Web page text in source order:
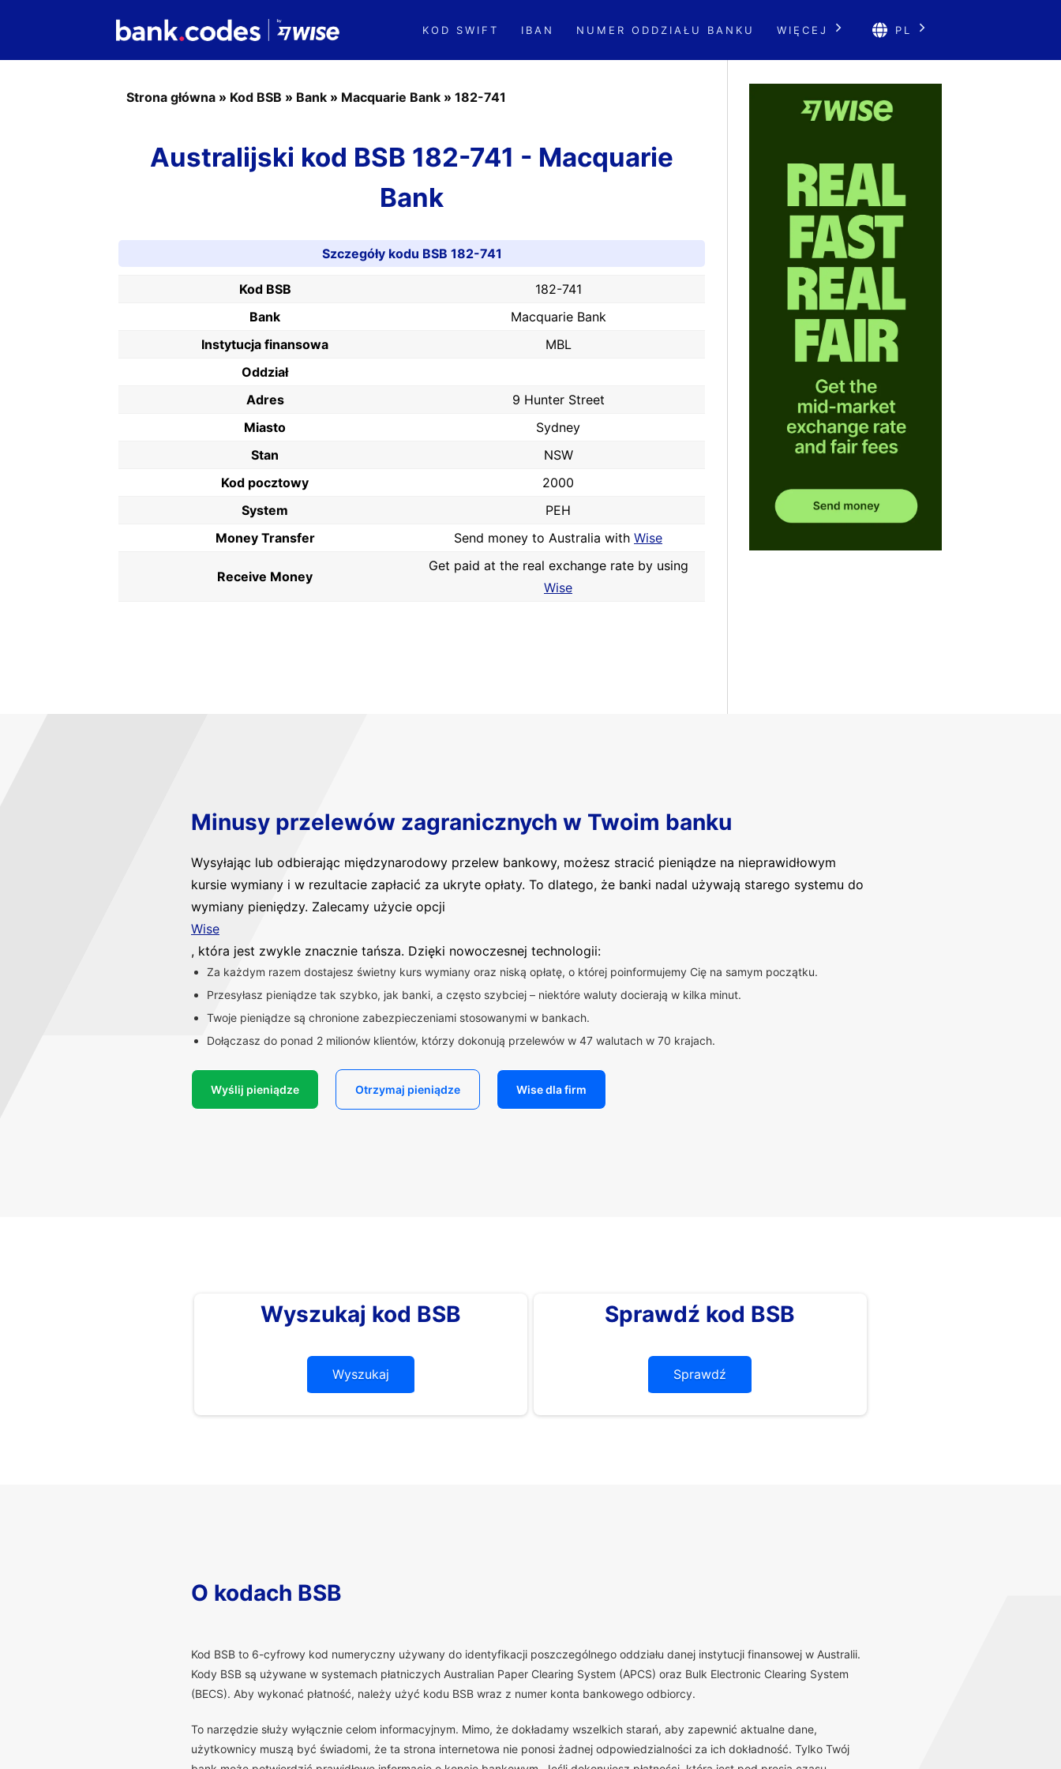
KOD SWIFT IBAN NUMER ODDZIAŁU BANKU WIĘCEJ PL
Strona główna » Kod BSB » Bank » Macquarie Bank » 182-741
Australijski kod BSB 182-741 - Macquarie
Bank
Szczegóły kodu BSB 182-741
Kod BSB
182-741
Bank
Macquarie Bank
Instytucja finansowa
MBL
Oddział
Adres
9 Hunter Street
Miasto
Sydney
Stan
NSW
Kod pocztowy
2000
System
PEH
Money Transfer
Send money to Australia with Wise
Receive Money
Get paid at the real exchange rate by using
Wise
Minusy przelewów zagranicznych w Twoim banku
Wysyłając lub odbierając międzynarodowy przelew bankowy, możesz stracić pieniądze na nieprawidłowym
kursie wymiany i w rezultacie zapłacić za ukryte opłaty. To dlatego, że banki nadal używają starego systemu do
wymiany pieniędzy. Zalecamy użycie opcji
Wise
, która jest zwykle znacznie tańsza. Dzięki nowoczesnej technologii:
Za każdym razem dostajesz świetny kurs wymiany oraz niską opłatę, o której poinformujemy Cię na samym początku.
Przesyłasz pieniądze tak szybko, jak banki, a często szybciej – niektóre waluty docierają w kilka minut.
Twoje pieniądze są chronione zabezpieczeniami stosowanymi w bankach.
Dołączasz do ponad 2 milionów klientów, którzy dokonują przelewów w 47 walutach w 70 krajach.
Wyślij pieniądze Otrzymaj pieniądze Wise dla firm
Wyszukaj kod BSB
Wyszukaj
Sprawdź kod BSB
Sprawdź
O kodach BSB
Kod BSB to 6-cyfrowy kod numeryczny używany do identyfikacji poszczególnego oddziału danej instytucji finansowej w Australii.
Kody BSB są używane w systemach płatniczych Australian Paper Clearing System (APCS) oraz Bulk Electronic Clearing System
(BECS). Aby wykonać płatność, należy użyć kodu BSB wraz z numer konta bankowego odbiorcy.
To narzędzie służy wyłącznie celom informacyjnym. Mimo, że dokładamy wszelkich starań, aby zapewnić aktualne dane,
użytkownicy muszą być świadomi, że ta strona internetowa nie ponosi żadnej odpowiedzialności za ich dokładność. Tylko Twój